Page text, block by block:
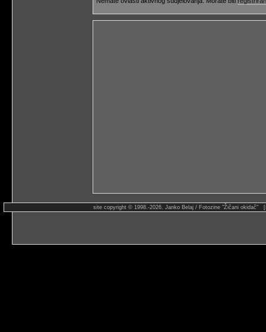
site copyright © 1998.-2026. Janko Belaj / Fotozine "Žičani okidač"